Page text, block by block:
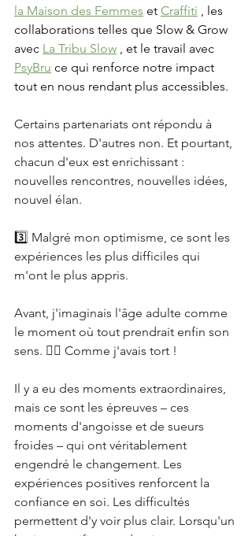
la Maison des Femmes et Craffiti , les
collaborations telles que Slow & Grow
avec La Tribu Slow , et le travail avec
PsyBru ce qui renforce notre impact
tout en nous rendant plus accessibles.
Certains partenariats ont répondu à
nos attentes. D'autres non. Et pourtant,
chacun d'eux est enrichissant :
nouvelles rencontres, nouvelles idées,
nouvel élan.
3️⃣ Malgré mon optimisme, ce sont les
expériences les plus difficiles qui
m'ont le plus appris.
Avant, j'imaginais l'âge adulte comme
le moment où tout prendrait enfin son
sens. 🤦‍♀️ Comme j'avais tort !
Il y a eu des moments extraordinaires,
mais ce sont les épreuves – ces
moments d'angoisse et de sueurs
froides – qui ont véritablement
engendré le changement. Les
expériences positives renforcent la
confiance en soi. Les difficultés
permettent d'y voir plus clair. Lorsqu'un